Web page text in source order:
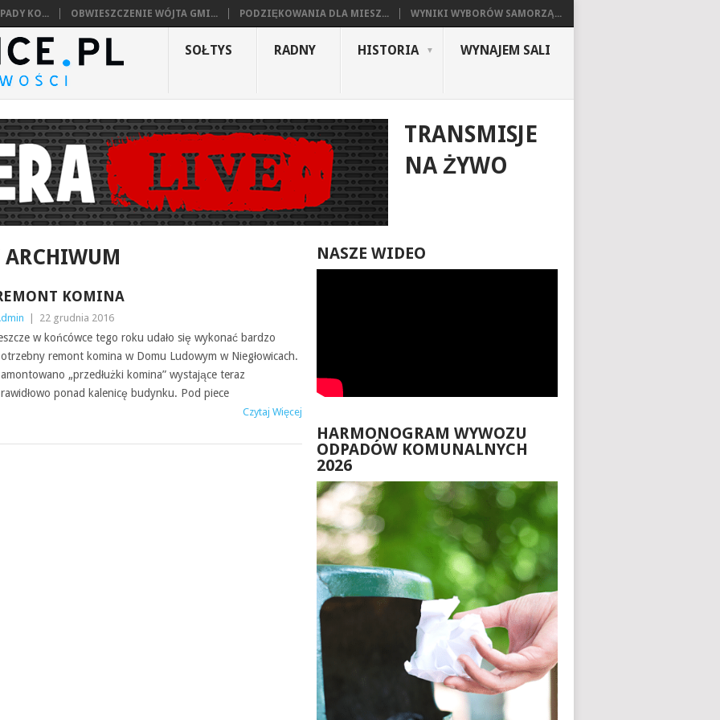
KO... OBWIESZCZENIE WÓJTA GMI... PODZIĘKOWANIA DLA MIESZ... WYNIKI WYBORÓW SAMORZĄ...
SOŁTYS RADNY HISTORIA WYNAJEM SALI
TRANSMISJE
NA ŻYWO
KOMINA
22 grudnia 2016
w końcówce tego roku udało się wykonać bardzo
remont komina w Domu Ludowym w Niegłowicach.
„przedłużki komina” wystające teraz
ponad kalenicę budynku. Pod piece
Czytaj Więcej
NASZE WIDEO
HARMONOGRAM WYWOZU
ODPADÓW KOMUNALNYCH
2026